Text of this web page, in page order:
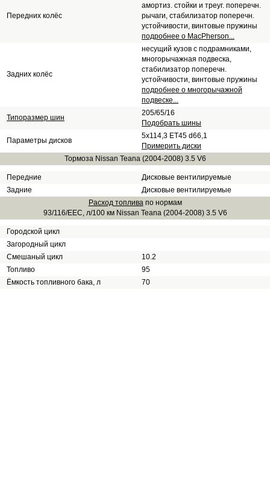
Передних колёс
амортиз. стойки и треуг. поперечн.
рычаги, стабилизатор поперечн.
устойчивости, винтовые пружины
подробнее о MacPherson...
Задних колёс
несущий кузов с подрамниками,
многорычажная подвеска,
стабилизатор поперечн.
устойчивости, винтовые пружины
подробнее о многорычажной
подвеске...
Типоразмер шин
205/65/16
Подобрать шины
Параметры дисков
5x114,3 ET45 d66,1
Примерить диски
Тормоза Nissan Teana (2004-2008) 3.5 V6
Передние
Дисковые вентилируемые
Задние
Дисковые вентилируемые
Расход топливапо нормам
93/116/EEC, л/100 км Nissan Teana (2004-2008) 3.5 V6
Городской цикл
Загородный цикл
Смешаный цикл
10.2
Топливо
95
Ёмкость топливного бака, л
70